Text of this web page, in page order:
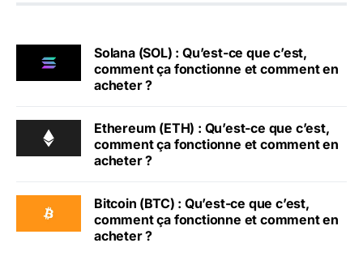
Solana (SOL) : Qu’est-ce que c’est,
comment ça fonctionne et comment en
acheter ?
Ethereum (ETH) : Qu’est-ce que c’est,
comment ça fonctionne et comment en
acheter ?
Bitcoin (BTC) : Qu’est-ce que c’est,
comment ça fonctionne et comment en
acheter ?